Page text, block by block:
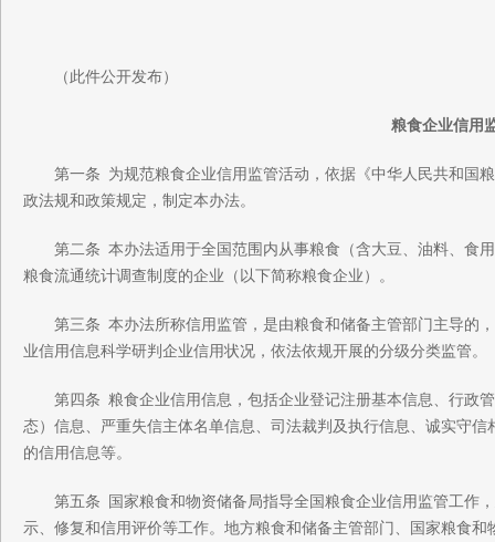
（此件公开发布）
粮食企业信用
第一条 为规范粮食企业信用监管活动，依据《中华人民共和国粮
政法规和政策规定，制定本办法。
第二条 本办法适用于全国范围内从事粮食（含大豆、油料、食用
粮食流通统计调查制度的企业（以下简称粮食企业）。
第三条 本办法所称信用监管，是由粮食和储备主管部门主导的，
业信用信息科学研判企业信用状况，依法依规开展的分级分类监管。
第四条 粮食企业信用信息，包括企业登记注册基本信息、行政管
态）信息、严重失信主体名单信息、司法裁判及执行信息、诚实守
的信用信息等。
第五条 国家粮食和物资储备局指导全国粮食企业信用监管工作，
示、修复和信用评价等工作。地方粮食和储备主管部门、国家粮食